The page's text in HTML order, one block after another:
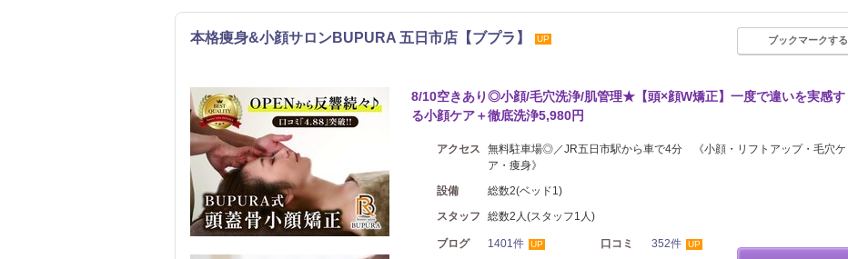
本格痩身&小顔サロンBUPURA 五日市店【ブプラ】 UP ブックマークする
8/10空きあり◎小顔/毛穴洗浄/肌管理★【頭×顔W矯正】一度で違いを実感す
る小顔ケア＋徹底洗浄5,980円
アクセス
無料駐車場◎／JR五日市駅から車で4分 《小顔・リフトアップ・毛穴ケ
ア・痩身》
設備
総数2(ベッド1)
スタッフ
総数2人(スタッフ1人)
ブログ 1401件 UP 口コミ 352件 UP